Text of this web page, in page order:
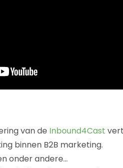
van de Inbound4Cast
binnen B2B marketing.
onder andere…